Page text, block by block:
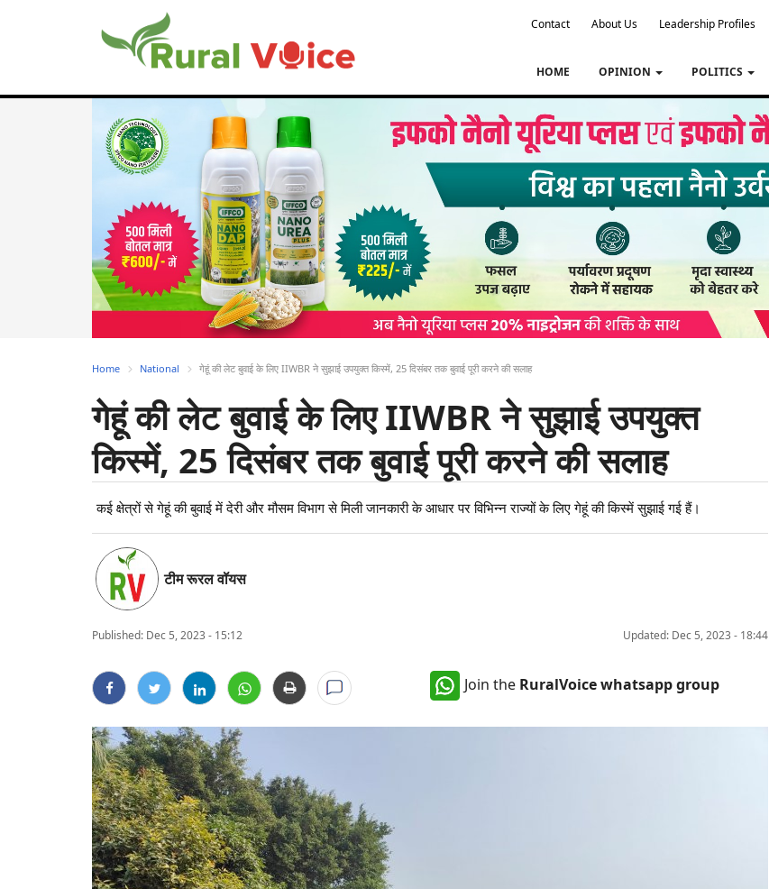
Contact About Us Leadership Profiles
HOME OPINION POLITICS
Home National गेहूं की लेट बुवाई के लिए IIWBR ने सुझाई उपयुक्त किस्में, 25 दिसंबर तक बुवाई पूरी करने की सलाह
गेहूं की लेट बुवाई के लिए IIWBR ने सुझाई उपयुक्त
किस्में, 25 दिसंबर तक बुवाई पूरी करने की सलाह
कई क्षेत्रों से गेहूं की बुवाई में देरी और मौसम विभाग से मिली जानकारी के आधार पर विभिन्न राज्यों के लिए गेहूं की किस्में सुझाई गई हैं।
टीम रूरल वॉयस
Published: Dec 5, 2023 - 15:12 Updated: Dec 5, 2023 - 18:44
Join the RuralVoice whatsapp group